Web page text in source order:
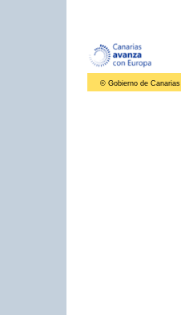
© Gobierno de Canarias